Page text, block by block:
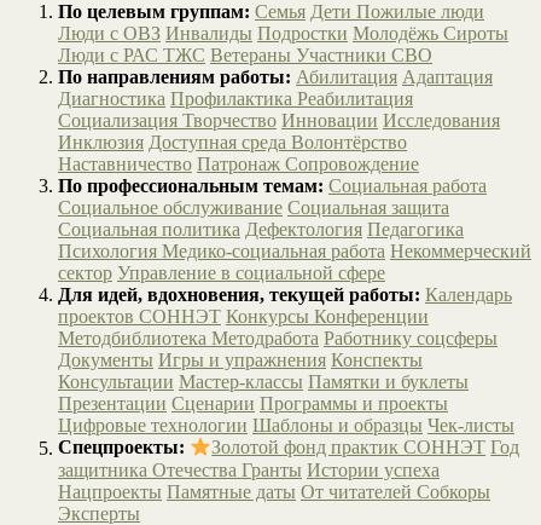
По целевым группам: Семья Дети Пожилые люди
Люди с ОВЗ Инвалиды Подростки Молодёжь Сироты
Люди с РАС ТЖС Ветераны Участники СВО
По направлениям работы: Абилитация Адаптация
Диагностика Профилактика Реабилитация
Социализация Творчество Инновации Исследования
Инклюзия Доступная среда Волонтёрство
Наставничество Патронаж Сопровождение
По профессиональным темам: Социальная работа
Социальное обслуживание Социальная защита
Социальная политика Дефектология Педагогика
Психология Медико-социальная работа Некоммерческий
сектор Управление в социальной сфере
Для идей, вдохновения, текущей работы: Календарь
проектов СОННЭТ Конкурсы Конференции
Методбиблиотека Методработа Работнику соцсферы
Документы Игры и упражнения Конспекты
Консультации Мастер-классы Памятки и буклеты
Презентации Сценарии Программы и проекты
Цифровые технологии Шаблоны и образцы Чек-листы
Спецпроекты:
Золотой фонд практик СОННЭТ Год
защитника Отечества Гранты Истории успеха
Нацпроекты Памятные даты От читателей Собкоры
Эксперты